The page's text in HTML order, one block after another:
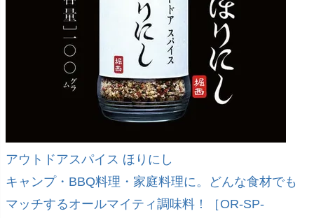
アウトドアスパイス ほりにし
キャンプ・BBQ料理・家庭料理に。どんな食材でも
マッチするオールマイティ調味料！［OR-SP-